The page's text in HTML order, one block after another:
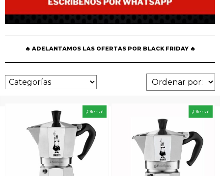
🔥 ADELANTAMOS LAS OFERTAS POR BLACK FRIDAY 🔥
¡Oferta! ¡Oferta!